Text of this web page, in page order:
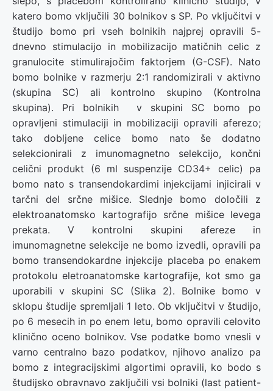
katero bomo vključili 30 bolnikov s SP. Po vključitvi v
študijo bomo pri vseh bolnikih najprej opravili 5-
dnevno stimulacijo in mobilizacijo matičnih celic z
granulocite stimulirajočim faktorjem (G-CSF). Nato
bomo bolnike v razmerju 2:1 randomizirali v aktivno
(skupina SC) ali kontrolno skupino (Kontrolna
skupina). Pri bolnikih v skupini SC bomo po
opravljeni stimulaciji in mobilizaciji opravili aferezo;
tako dobljene celice bomo nato še dodatno
selekcionirali z imunomagnetno selekcijo, končni
celični produkt (6 ml suspenzije CD34+ celic) pa
bomo nato s transendokardimi injekcijami injicirali v
tarčni del srčne mišice. Slednje bomo določili z
elektroanatomsko kartografijo srčne mišice levega
prekata. V kontrolni skupini afereze in
imunomagnetne selekcije ne bomo izvedli, opravili pa
bomo transendokardne injekcije placeba po enakem
protokolu eletroanatomske kartografije, kot smo ga
uporabili v skupini SC (Slika 2). Bolnike bomo v
sklopu študije spremljali 1 leto. Ob vključitvi v študijo,
po 6 mesecih in po enem letu, bomo opravili celovito
klinično oceno bolnikov. Vse podatke bomo vnesli v
varno centralno bazo podatkov, njihovo analizo pa
bomo z integracijskimi algortimi opravili, ko bodo s
študijsko obravnavo zaključili vsi bolniki (last patient-